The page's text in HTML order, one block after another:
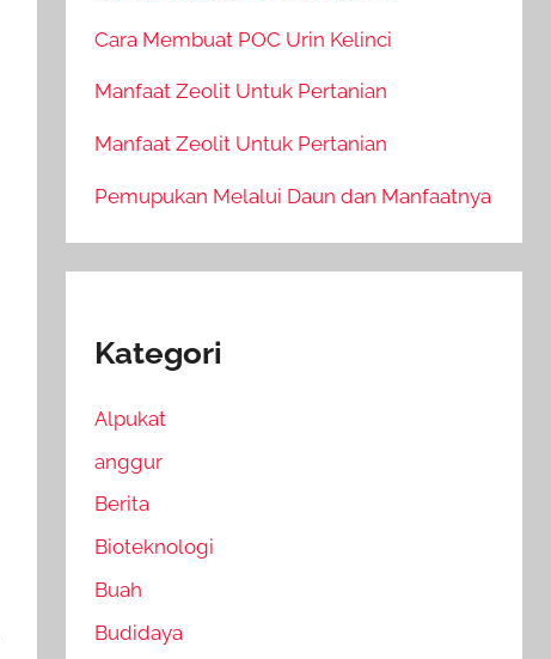
Cara Membuat POC Urin Kelinci
Manfaat Zeolit Untuk Pertanian
Manfaat Zeolit Untuk Pertanian
Pemupukan Melalui Daun dan Manfaatnya
Kategori
Alpukat
anggur
Berita
Bioteknologi
Buah
Budidaya